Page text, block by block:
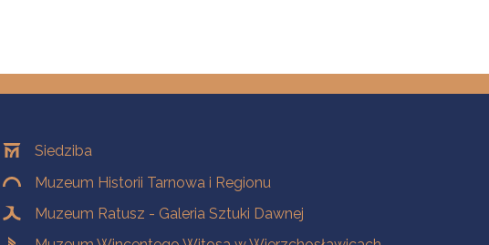
Siedziba
Muzeum Historii Tarnowa i Regionu
Muzeum Ratusz - Galeria Sztuki Dawnej